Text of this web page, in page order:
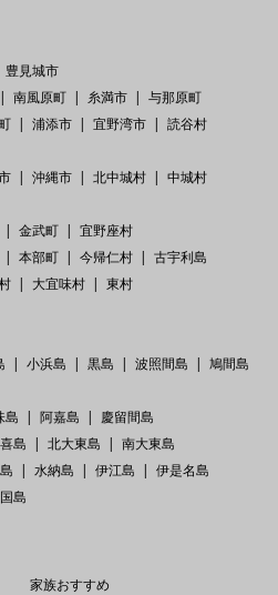
豊見城市
南風原町 糸満市
与那原町
浦添市 宜野湾市
読谷村
沖縄市 北中城村
中城村
金武町
宜野座村
本部町 今帰仁村
古宇利島
大宜味村
東村
小浜島 黒島 波照間島
鳩間島
島 阿嘉島
慶留間島
島 北大東島
南大東島
水納島 伊江島
伊是名島
島
家族おすすめ